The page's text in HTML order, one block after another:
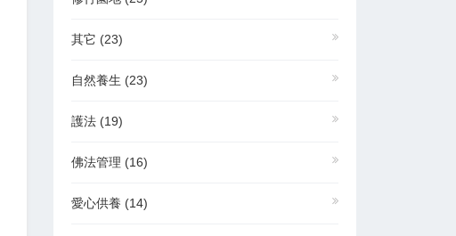
其它 (23)
自然養生 (23)
護法 (19)
佛法管理 (16)
愛心供養 (14)